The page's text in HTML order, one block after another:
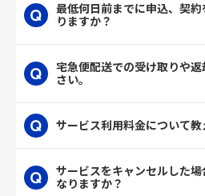
最低何日前までに申込、契
りますか？
宅急便配送での受け取りや
さい。
サービス利用料金について教
サービスをキャンセルした
なりますか？